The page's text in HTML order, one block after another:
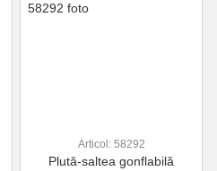
Articol: 58292
Plută-saltea gonflabilă